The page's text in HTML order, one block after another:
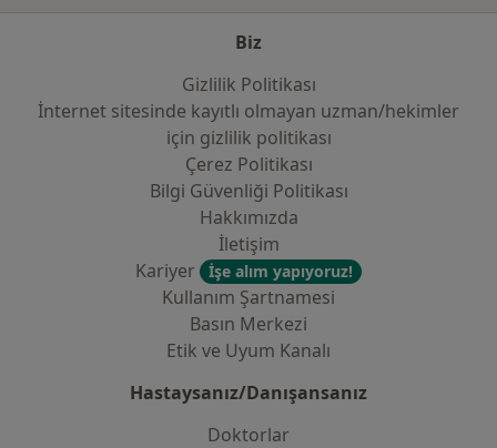
Biz
Gizlilik Politikası
İnternet sitesinde kayıtlı olmayan uzman/hekimler
i̇çin gizlilik politikası
Çerez Politikası
Bilgi Güvenliği Politikası
Hakkımızda
İletişim
Kariyer
İşe alım yapıyoruz!
Kullanım Şartnamesi
Basın Merkezi
Etik ve Uyum Kanalı
Hastaysanız/Danışansanız
Doktorlar